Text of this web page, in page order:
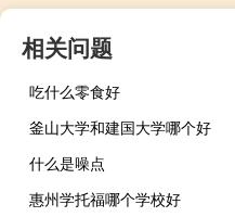
相关问题
吃什么零食好
釜山大学和建国大学哪个好
什么是噪点
惠州学托福哪个学校好